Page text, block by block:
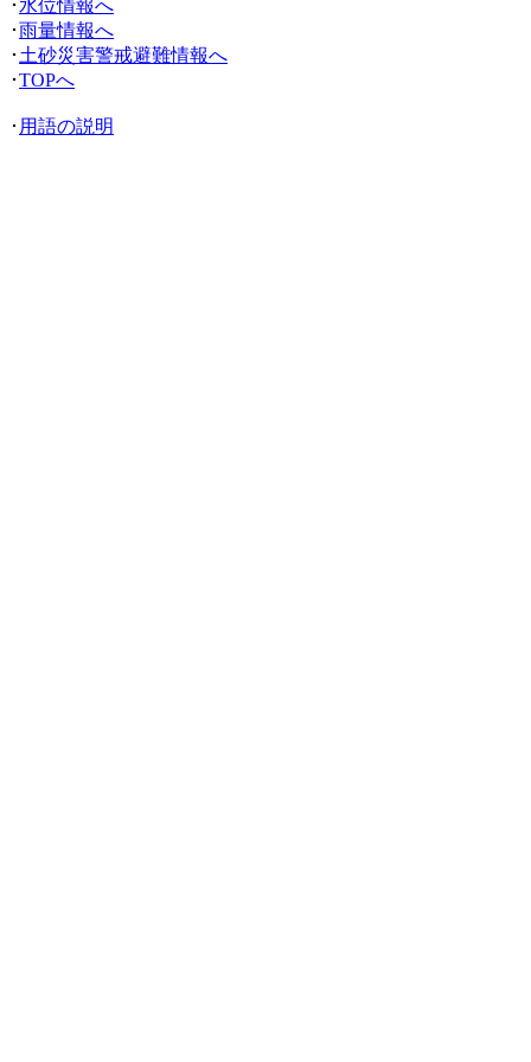
･ 水位情報へ
･雨量情報へ
･ 土砂災害警戒避難情報へ
･TOPへ
･ 用語の説明